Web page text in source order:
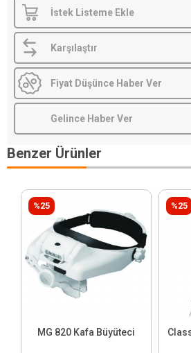
İstek Listeme Ekle
Karşılaştır
Fiyat Düşünce Haber Ver
Gelince Haber Ver
Benzer Ürünler
MG 820 Kafa Büyüteci
%25 %25